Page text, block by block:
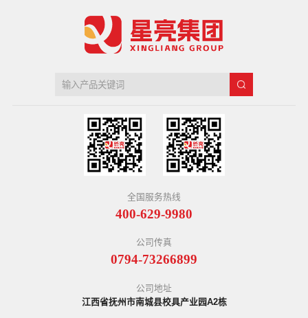
全国服务热线
400-629-9980
公司传真
0794-73266899
公司地址
江西省抚州市南城县校具产业园A2栋